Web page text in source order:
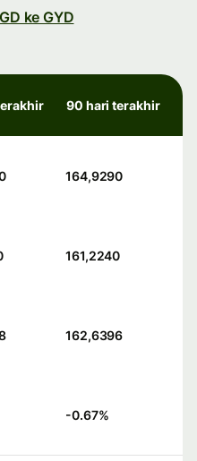
ke GYD
90 hari terakhir
164,9290
161,2240
162,6396
-0.67%